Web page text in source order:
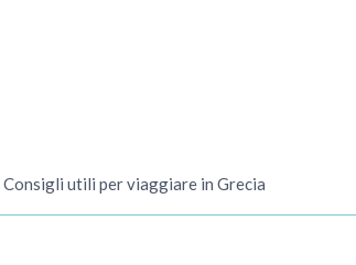
Consigli utili per viaggiare in Grecia